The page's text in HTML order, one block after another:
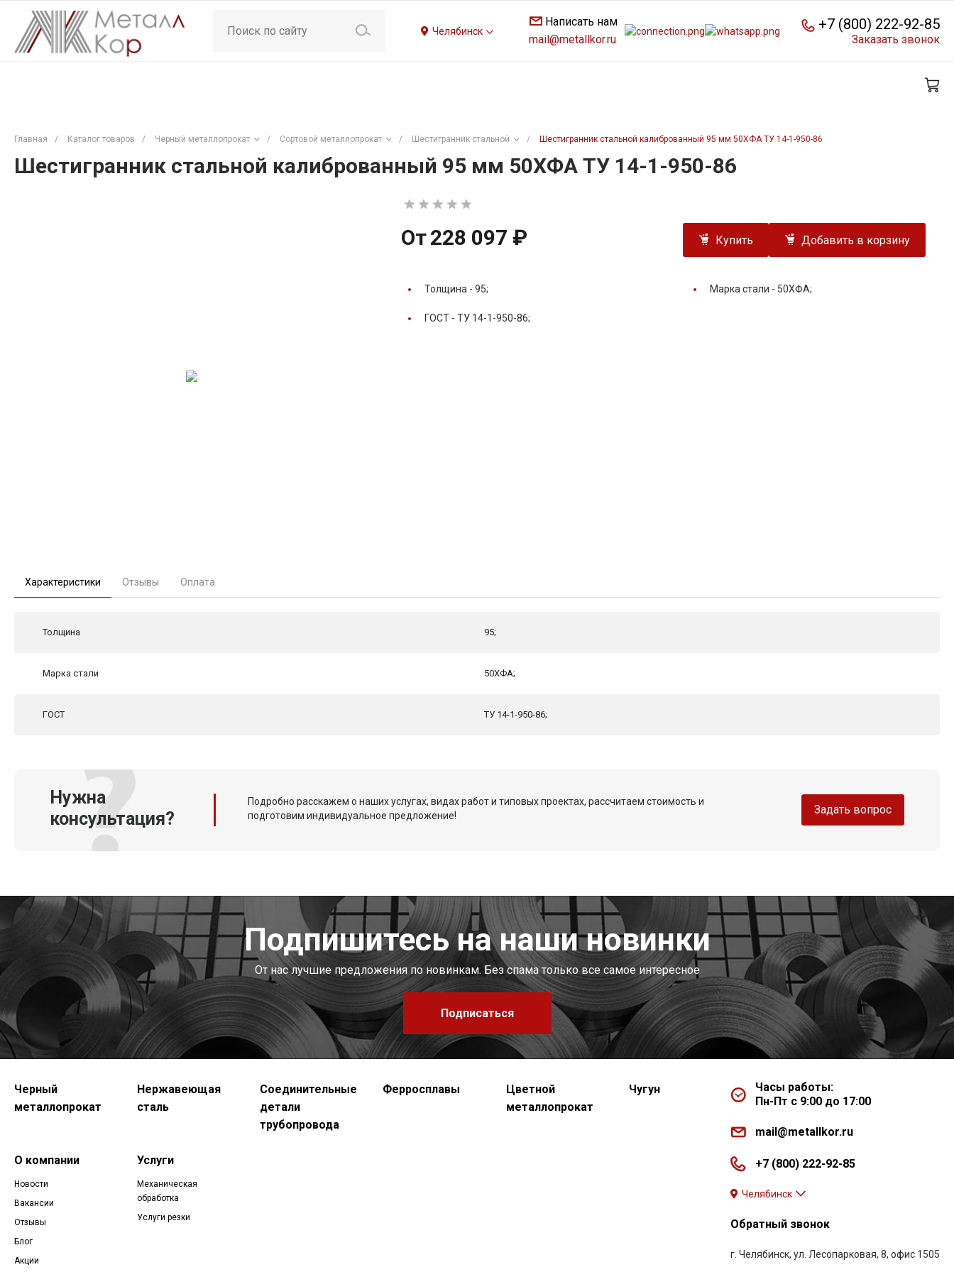
Челябинск
Написать нам
mail@metallkor.ru
+7 (800) 222-92-85
Заказать звонок
Главная / Каталог товаров / Черный металлопрокат / Сортовой металлопрокат / Шестигранник стальной / Шестигранник стальной калиброванный 95 мм 50ХФА ТУ 14-1-950-86
Шестигранник стальной калиброванный 95 мм 50ХФА ТУ 14-1-950-86
От228 097 ₽ Купить Добавить в корзину
Толщина - 95; Марка стали - 50ХФА;
ГОСТ - ТУ 14-1-950-86;
Характеристики Отзывы Оплата
Толщина 95;
Марка стали 50ХФА;
ГОСТ ТУ 14-1-950-86;
Нужна
консультация?
Подробно расскажем о наших услугах, видах работ и типовых проектах, рассчитаем стоимость и
подготовим индивидуальное предложение!
Задать вопрос
Подпишитесь на наши новинки
От нас лучшие предложения по новинкам. Без спама только все самое интересное
Подписаться
Черный
металлопрокат
Нержавеющая
сталь
Соединительные
детали
трубопровода
Ферросплавы
Цветной
металлопрокат
Чугун
О компании
Новости
Вакансии
Отзывы
Блог
Акции
Услуги
Механическая
обработка
Услуги резки
Часы работы:
Пн-Пт с 9:00 до 17:00
mail@metallkor.ru
+7 (800) 222-92-85
Челябинск
Обратный звонок
г. Челябинск, ул. Лесопарковая, 8, офис 1505